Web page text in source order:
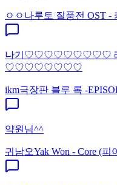
ㅇㅇ 나루토 질풍전 OST -
나기♡♡♡♡♡♡♡♡♡
♡♡♡♡♡♡♡♡
ikm극장판 블루 록 -
약원님^^
귀남오Yak Won - Core (피